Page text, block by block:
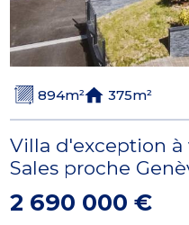
894m² 375m²
Villa d'exception à
Sales proche
2 690 000 €